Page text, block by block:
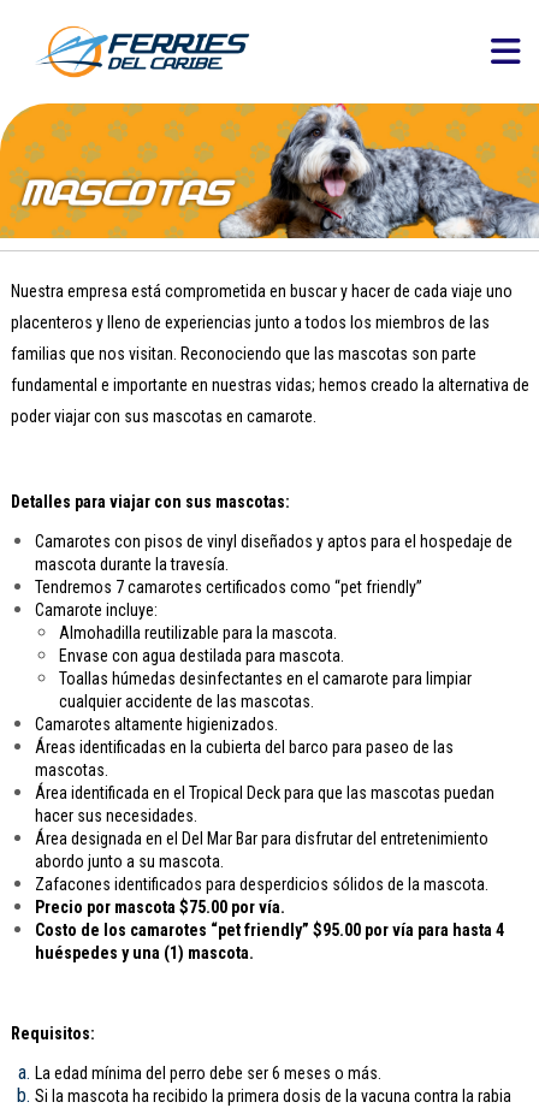
Nuestra empresa está comprometida en buscar y hacer de cada viaje uno
placenteros y lleno de experiencias junto a todos los miembros de las
familias que nos visitan. Reconociendo que las mascotas son parte
fundamental e importante en nuestras vidas; hemos creado la alternativa de
poder viajar con sus mascotas en camarote.
Detalles para viajar con sus mascotas:
Camarotes con pisos de vinyl diseñados y aptos para el hospedaje de
mascota durante la travesía.
Tendremos 7 camarotes certificados como “pet friendly”
Camarote incluye:
Almohadilla reutilizable para la mascota.
Envase con agua destilada para mascota.
Toallas húmedas desinfectantes en el camarote para limpiar
cualquier accidente de las mascotas.
Camarotes altamente higienizados.
Áreas identificadas en la cubierta del barco para paseo de las
mascotas.
Área identificada en el Tropical Deck para que las mascotas puedan
hacer sus necesidades.
Área designada en el Del Mar Bar para disfrutar del entretenimiento
abordo junto a su mascota.
Zafacones identificados para desperdicios sólidos de la mascota.
Precio por mascota $75.00 por vía.
Costo de los camarotes “pet friendly” $95.00 por vía para hasta 4
huéspedes y una (1) mascota.
Requisitos:
La edad mínima del perro debe ser 6 meses o más.
Si la mascota ha recibido la primera dosis de la vacuna contra la rabia